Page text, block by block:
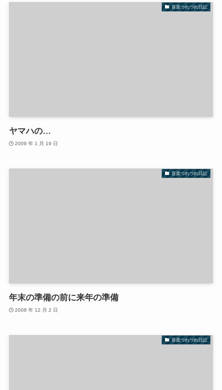
音楽つれづれ日記
ヤマハの…
2009 年 1 月 19 日
音楽つれづれ日記
年末の準備の前に来年の準備
2008 年 12 月 2 日
音楽つれづれ日記